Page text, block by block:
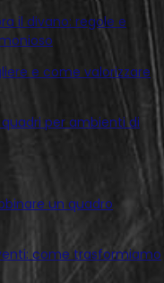
il divano: regole e
e come valorizzare
per ambienti di
un quadro
come trasformiamo